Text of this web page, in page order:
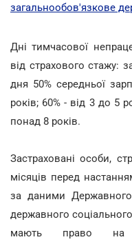
загальнообов'язкове
Дні тимчасової
від страхового стажу:
дня 50% середньої
років; 60% - від 3 до 5
понад 8 років.
Застраховані особи,
місяців перед
за даними Державного
державного
мають право на